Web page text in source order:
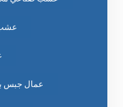
عشب
عمال جبس